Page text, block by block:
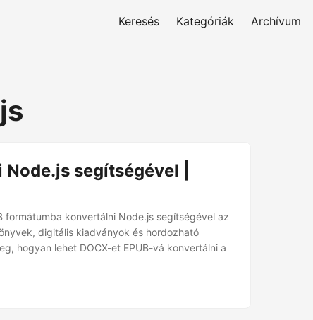
Keresés Kategóriák Archívum
segítségével |
formátumba konvertálni Node.js segítségével az
digitális kiadványok és hordozható
hogyan lehet DOCX-et EPUB-vá konvertálni a